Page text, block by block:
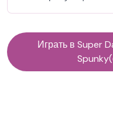
Играть в Super